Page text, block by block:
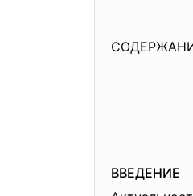
ВВЕДЕНИЕ